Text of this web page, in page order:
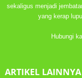
sekaligus menjadi
yang kerap
Hubungi
ARTIKEL LAINNYA